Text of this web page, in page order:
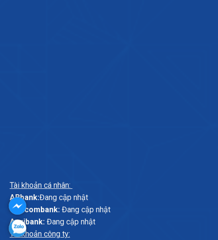
Tài khoản cá nhân:
ABbank:Đang cập nhật
Vietcombank:Đang cập nhật
Agribank:Đang cập nhật
Tài khoản công ty: